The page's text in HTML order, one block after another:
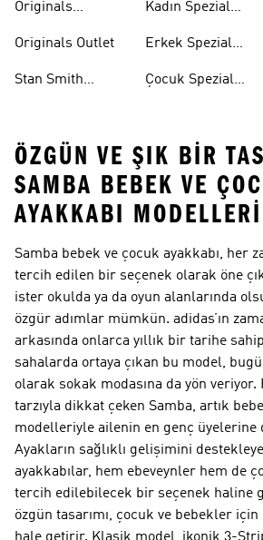
Originals
Originals Outlet
Stan Smith
Kadın Spezial
Erkek Spezial
Çocuk Spezial
ÖZGÜN VE ŞIK BIR
SAMBA BEBEK VE
AYAKKABI MODELLERI
Samba bebek ve çocuk ayakkabı, her
tercih edilen bir seçenek olarak öne
ister okulda ya da oyun alanlarında
özgür adımlar mümkün. adidas’ın
arkasında onlarca yıllık bir tarihe
sahalarda ortaya çıkan bu model,
olarak sokak modasına da yön veriyor.
tarzıyla dikkat çeken Samba, artık
modelleriyle ailenin en genç üyelerine
Ayakların sağlıklı gelişimini
ayakkabılar, hem ebeveynler hem de
tercih edilebilecek bir seçenek haline
özgün tasarımı, çocuk ve bebekler